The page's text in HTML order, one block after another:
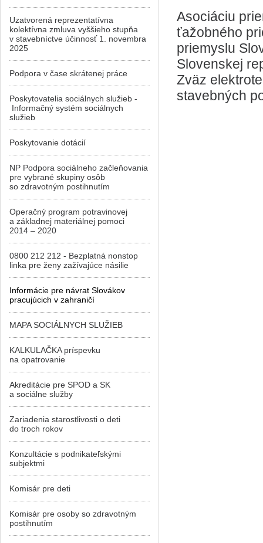
Asociáciu
ťažobného
priemyslu
Slovenskej
Zväz
stavebných
Uzatvorená reprezentatívna
kolektívna zmluva vyššieho stupňa
v stavebníctve účinnosť 1. novembra
2025
Podpora v čase skrátenej práce
Poskytovatelia sociálnych služieb -
Informačný systém sociálnych
služieb
Poskytovanie dotácií
NP Podpora sociálneho začleňovania
pre vybrané skupiny osôb
so zdravotným postihnutím
Operačný program potravinovej
a základnej materiálnej pomoci
2014 – 2020
0800 212 212 - Bezplatná nonstop
linka pre ženy zažívajúce násilie
Informácie pre návrat Slovákov
pracujúcich v zahraničí
MAPA SOCIÁLNYCH SLUŽIEB
KALKULAČKA príspevku
na opatrovanie
Akreditácie pre SPOD a SK
a sociálne služby
Zariadenia starostlivosti o deti
do troch rokov
Konzultácie s podnikateľskými
subjektmi
Komisár pre deti
Komisár pre osoby so zdravotným
postihnutím